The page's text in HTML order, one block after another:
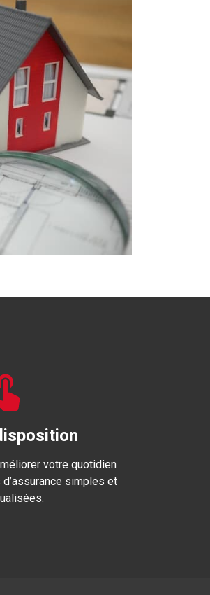
votre quotidien
simples et